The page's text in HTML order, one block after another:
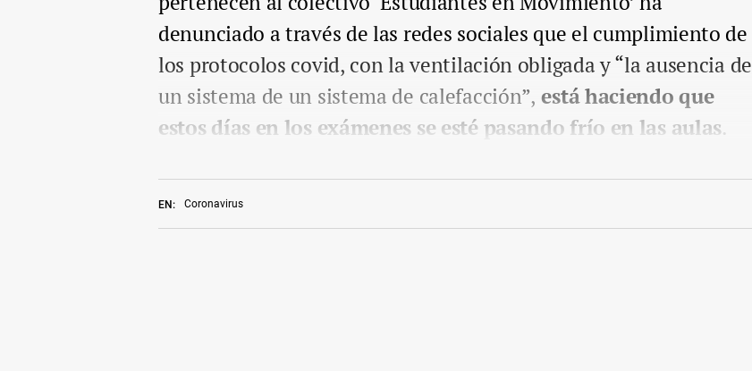
EN: Coronavirus
denunciado a través de las redes sociales que el cumplimiento de
los protocolos covid, con la ventilación obligada y “la ausencia de
un sistema de un sistema de calefacción”, está haciendo que
estos días en los exámenes se esté pasando frío en las aulas.